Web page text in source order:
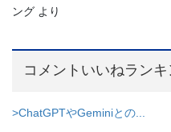
ング より
コメントいいねラン
>ChatGPTやGeminiとの...